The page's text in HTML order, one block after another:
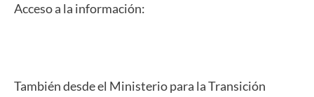
Acceso a la información:
También desde el Ministerio para la Transición